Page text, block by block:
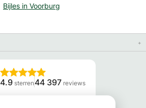
Bijles in Voorburg
4.9 sterren 44 397 reviews